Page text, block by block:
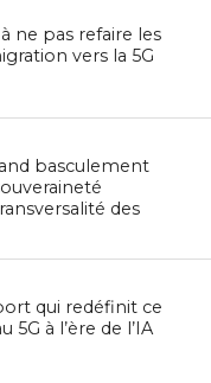
ne pas refaire les
vers la 5G
basculement
des
qui redéfinit ce
5G à l’ère de l’IA